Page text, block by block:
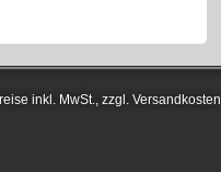
inkl. MwSt., zzgl. Versandkosten